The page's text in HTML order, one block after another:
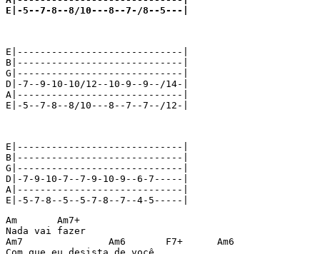
E|-5--7-8--8/10---8--7-/8--5---|
E|-----------------------------|
B|-----------------------------|
G|-----------------------------|
D|-7--9-10-10/12--10-9--9--/14-|
A|-----------------------------|
E|-5--7-8--8/10---8--7--7--/12-|
E|-----------------------------|
B|-----------------------------|
G|-----------------------------|
D|-7-9-10-7--7-9-10-9--6-7-----|
A|-----------------------------|
Am       Am7+
Nada vai fazer
Am7               Am6       F7+      Am6